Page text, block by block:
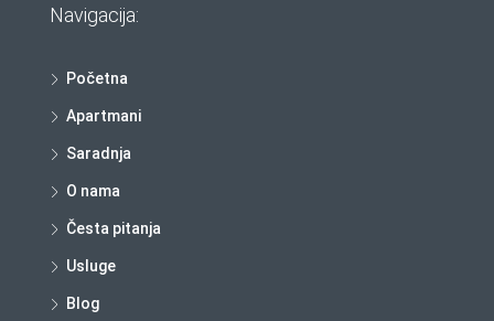
Navigacija:
Početna
Apartmani
Saradnja
O nama
Česta pitanja
Usluge
Blog